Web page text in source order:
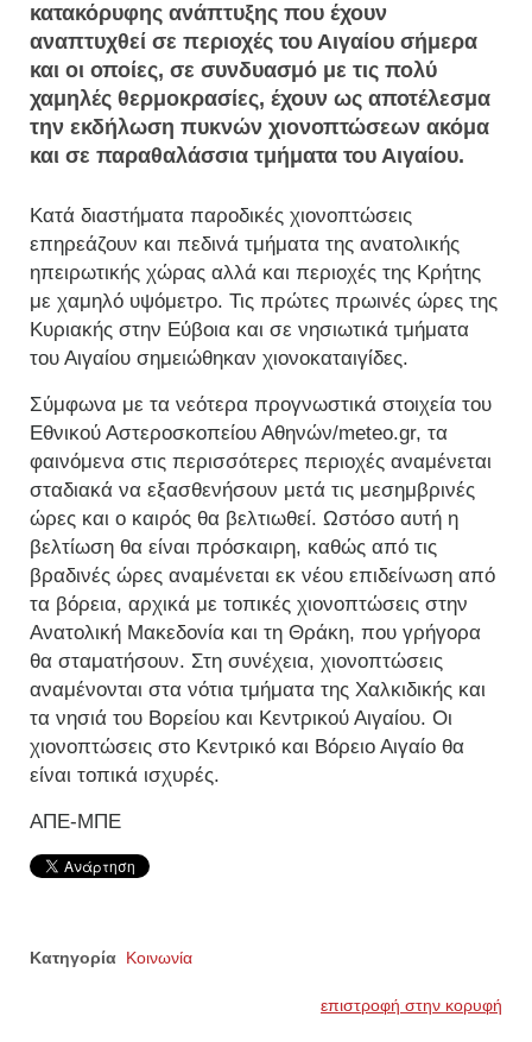
κατακόρυφης ανάπτυξης που έχουν
αναπτυχθεί σε περιοχές του Αιγαίου σήμερα
και οι οποίες, σε συνδυασμό με τις πολύ
χαμηλές θερμοκρασίες, έχουν ως αποτέλεσμα
την εκδήλωση πυκνών χιονοπτώσεων ακόμα
και σε παραθαλάσσια τμήματα του Αιγαίου.
Κατά διαστήματα παροδικές χιονοπτώσεις
επηρεάζουν και πεδινά τμήματα της ανατολικής
ηπειρωτικής χώρας αλλά και περιοχές της Κρήτης
με χαμηλό υψόμετρο. Τις πρώτες πρωινές ώρες της
Κυριακής στην Εύβοια και σε νησιωτικά τμήματα
του Αιγαίου σημειώθηκαν χιονοκαταιγίδες.
Σύμφωνα με τα νεότερα προγνωστικά στοιχεία του
Εθνικού Αστεροσκοπείου Αθηνών/meteo.gr, τα
φαινόμενα στις περισσότερες περιοχές αναμένεται
σταδιακά να εξασθενήσουν μετά τις μεσημβρινές
ώρες και ο καιρός θα βελτιωθεί. Ωστόσο αυτή η
βελτίωση θα είναι πρόσκαιρη, καθώς από τις
βραδινές ώρες αναμένεται εκ νέου επιδείνωση από
τα βόρεια, αρχικά με τοπικές χιονοπτώσεις στην
Ανατολική Μακεδονία και τη Θράκη, που γρήγορα
θα σταματήσουν. Στη συνέχεια, χιονοπτώσεις
αναμένονται στα νότια τμήματα της Χαλκιδικής και
τα νησιά του Βορείου και Κεντρικού Αιγαίου. Οι
χιονοπτώσεις στο Κεντρικό και Βόρειο Αιγαίο θα
είναι τοπικά ισχυρές.
ΑΠΕ-ΜΠΕ
Κατηγορία Κοινωνία
επιστροφή στην κορυφή